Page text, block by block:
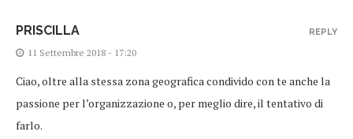
PRISCILLA
11 Settembre 2018 - 17:20
Ciao, oltre alla stessa zona geografica condivido con te anche la
passione per l’organizzazione o, per meglio dire, il tentativo di
farlo.
REPLY